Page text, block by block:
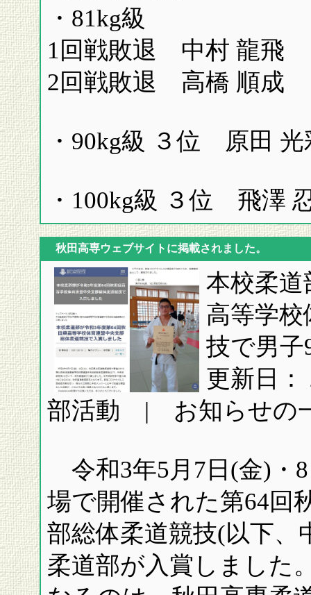
・81kg級
1回戦敗退 中村 龍飛
2回戦敗退 高橋 順成
・90kg級 ３位 原田 光
・100kg級 ３位 飛澤
秋田高専ウェブサイトに掲載されました。
本校柔道
高等学校
技で男
更新日
部活動 | お知らせの
令和3年5月7日(金)・
場で開催された第64回
部総体柔道競技(以下、
柔道部が入賞しました